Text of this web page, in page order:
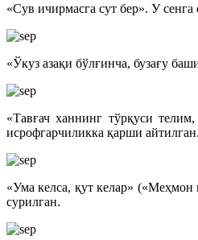
«Сув ичирмасга сут бер». У
«Ўкуз азақи бўлғинча, бузағу
«Тавғач ханнинг тўрқуси
исрофгарчиликка қарши айтилган.
«Ума келса, қут келар» («Меҳмон
сурилган.